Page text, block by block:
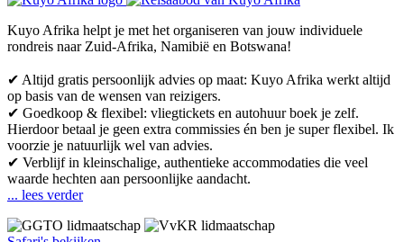
Kuyo Afrika helpt je met het organiseren van jouw individuele
rondreis naar Zuid-Afrika, Namibië en Botswana!
✔ Altijd gratis persoonlijk advies op maat: Kuyo Afrika werkt altijd
op basis van de wensen van reizigers.
✔ Goedkoop & flexibel: vliegtickets en autohuur boek je zelf.
Hierdoor betaal je geen extra commissies én ben je super flexibel. Ik
voorzie je natuurlijk wel van advies.
✔ Verblijf in kleinschalige, authentieke accommodaties die veel
waarde hechten aan persoonlijke aandacht.
... lees verder